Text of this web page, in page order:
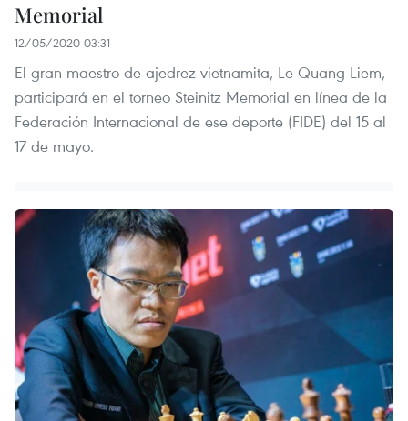
Memorial
12/05/2020 03:31
El gran maestro de ajedrez vietnamita, Le Quang Liem,
participará en el torneo Steinitz Memorial en línea de la
Federación Internacional de ese deporte (FIDE) del 15 al
17 de mayo.